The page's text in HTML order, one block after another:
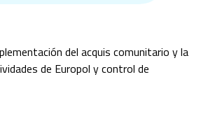
del acquis comunitario y la
de Europol y control de